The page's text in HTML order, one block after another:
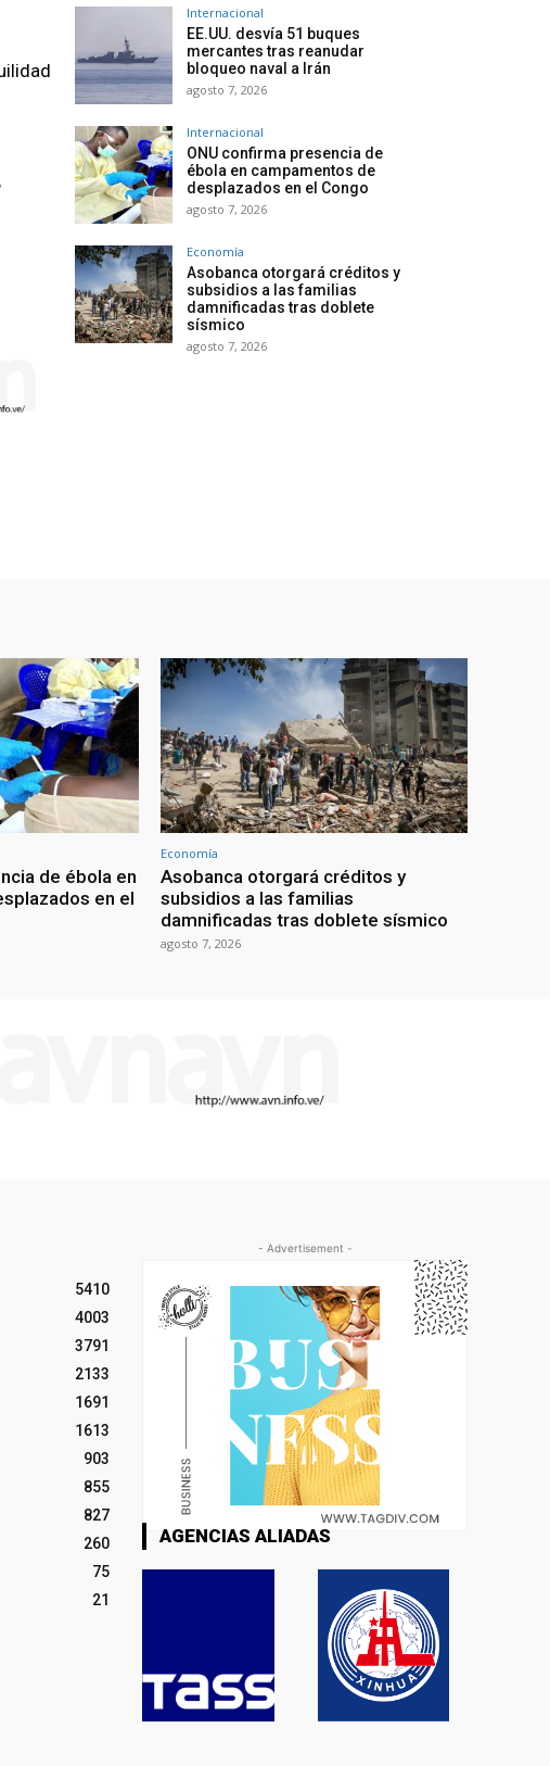
Internacional
EE.UU. desvía 51 buques
mercantes tras reanudar
bloqueo naval a Irán
agosto 7, 2026
Internacional
ONU confirma presencia de
ébola en campamentos de
desplazados en el Congo
agosto 7, 2026
Economía
Asobanca otorgará créditos y
subsidios a las familias
damnificadas tras doblete
sísmico
agosto 7, 2026
de ébola en
en el
Economía
Asobanca otorgará créditos y
subsidios a las familias
damnificadas tras doblete sísmico
agosto 7, 2026
5410
4003
3791
2133
1691
1613
903
855
827
260
75
21
- Advertisement -
AGENCIAS ALIADAS